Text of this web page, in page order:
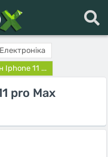
Електроніка
Iphone 11 ...
pro Max